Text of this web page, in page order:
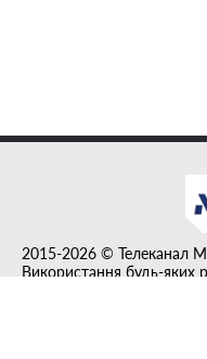
2015-2026 © Телеканал
Використання будь-яких